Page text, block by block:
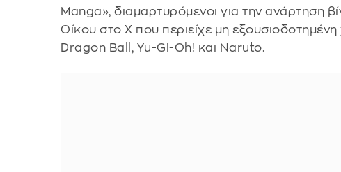
Manga», διαμαρτυρόμενοι για την ανάρτηση
Οίκου στο X που περιείχε μη
Dragon Ball, Yu-Gi-Oh! και Naruto.